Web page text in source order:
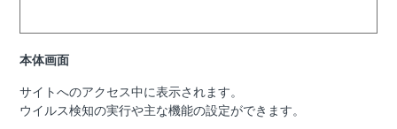
本体画面
サイトへのアクセス中に表示されます。
ウイルス検知の実行や主な機能の設定ができます。